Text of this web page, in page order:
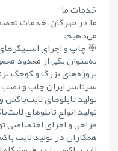
خدمات ما
ما در مهرگان، خدمات
می‌دهیم:
🎯 چاپ و اجرای
به‌عنوان یکی از معدود
پروژه‌های بزرگ و کوچک
سرتاسر ایران چاپ و
تولید تابلوهای
تولید انواع تابلوهای
طراحی و اجرای اختصاصی
همکاران در تولید لایت